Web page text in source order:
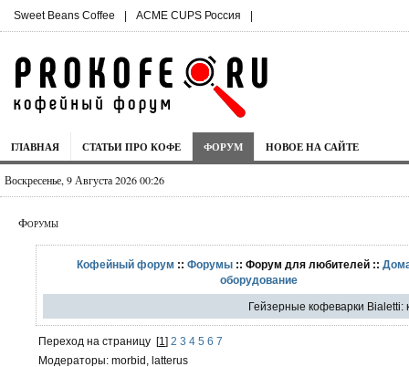
Sweet Beans Coffee | ACME CUPS Россия |
ГЛАВНАЯ СТАТЬИ ПРО КОФЕ ФОРУМ НОВОЕ НА САЙТЕ
Воскресенье, 9 Августа 2026 00:26
Форумы
Кофейный форум ::Форумы :: Форум для любителей ::
оборудование
Гейзерные кофеварки Bialetti:
Переход на страницу [1 ] 2 3 4 5 6 7
Модераторы: morbid, latterus